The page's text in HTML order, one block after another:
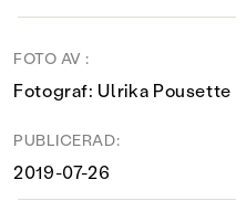
FOTO AV :
Fotograf: Ulrika Pousette
PUBLICERAD:
2019-07-26